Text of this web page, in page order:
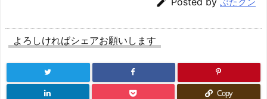
よろしければシェアお願いします
Copy